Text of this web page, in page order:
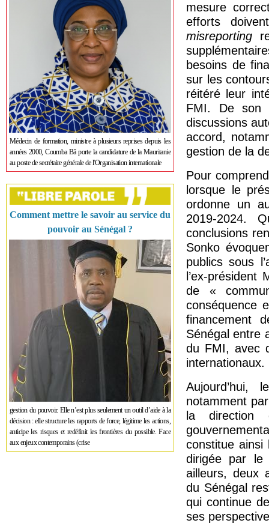
Médecin de formation, ministre à plusieurs reprises depuis les
années 2000, Coumba Bâ porte la candidature de la Mauritanie
au poste de secrétaire générale de l'Organisation internationale
Comment mettre le savoir au service du
pouvoir au Sénégal ?
gestion du pouvoir. Elle n’est plus seulement un outil d’aide à la
décision : elle structure les rapports de force, légitime les actions,
anticipe les risques et redéfinit les frontières du possible. Face
aux enjeux contemporains (crise
mesure
efforts
misreporting
besoins de
sur les
réitéré leur
FMI. De son
discussions
accord,
gestion de la
Pour
lorsque le
ordonne un
2019-2024.
conclusions
Sonko
publics sous
l’ex-
de «
conséquence
financement
Sénégal entre
du FMI, avec
internationaux.
Aujourd’hui,
notamment
la direction
constitue ainsi
dirigée par le
ailleurs, deux
du Sénégal
qui continue
ses